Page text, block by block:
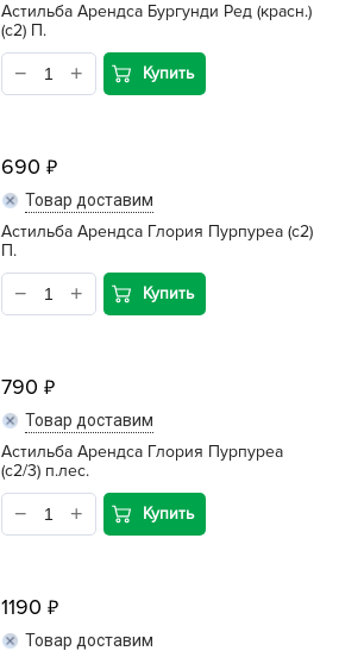
Астильба Арендса Бургунди Ред (красн.)
(с2) П.
Купить
690
Товар доставим
Астильба Арендса Глория Пурпуреа (с2)
П.
Купить
790
Товар доставим
Астильба Арендса Глория Пурпуреа
(с2/3) п.лес.
Купить
1190
Товар доставим